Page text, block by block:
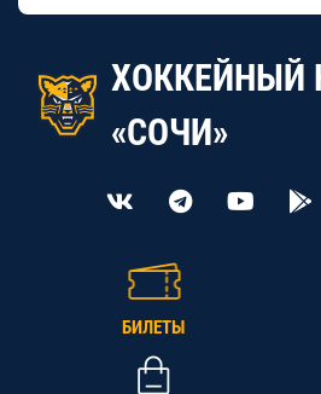
ХОККЕЙНЫЙ
«СОЧИ»
БИЛЕТЫ